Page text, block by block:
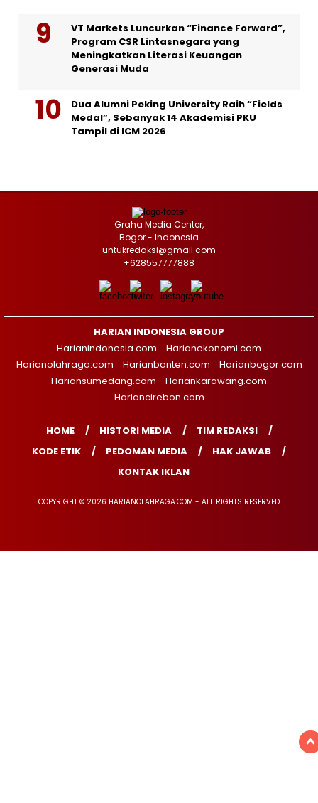
VT Markets Luncurkan “Finance Forward”,
Program CSR Lintasnegara yang
Meningkatkan Literasi Keuangan
Generasi Muda
Dua Alumni Peking University Raih “Fields
Medal”, Sebanyak 14 Akademisi PKU
Tampil di ICM 2026
Graha Media Center,
Bogor - Indonesia
untukredaksi@gmail.com
+628557777888
HARIAN INDONESIA GROUP
Harianindonesia.com
Harianekonomi.com
Harianolahraga.com
Harianbanten.com
Harianbogor.com
Hariansumedang.com
Hariankarawang.com
Hariancirebon.com
HOME HISTORI MEDIA
TIM REDAKSI
KODE ETIK
PEDOMAN MEDIA
HAK JAWAB
KONTAK IKLAN
COPYRIGHT © 2026 HARIANOLAHRAGA.COM - ALL RIGHTS RESERVED